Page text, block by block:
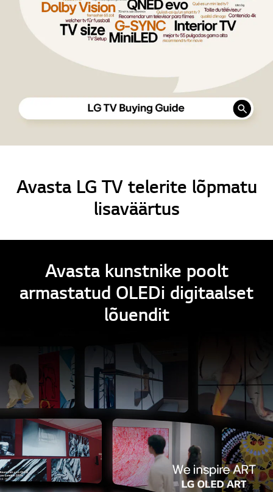
Avasta LG TV telerite lõpmatu
lisaväärtus
Avasta kunstnike poolt
armastatud OLEDi digitaalset
lõuendit